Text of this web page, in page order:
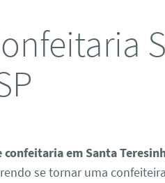
confeitaria em Santa
se tornar uma